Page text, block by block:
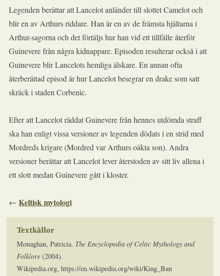
Legenden berättar att Lancelot anländer till slottet Camelot och
blir en av Arthurs riddare. Han är en av de främsta hjältarna i
Arthur-sagorna och det förtäljs hur han vid ett tillfälle återför
Guinevere från några kidnappare. Episoden resulterar också i att
Guinevere blir Lancelots hemliga älskare. En annan ofta
återberättad episod är hur Lancelot besegrar en drake som satt
skräck i staden Corbenic.
Efter att Lancelot räddat Guinevere från hennes utdömda straff
ska han enligt vissa versioner av legenden dödats i en strid med
Mordreds krigare (Mordred var Arthurs oäkta son). Andra
versioner berättar att Lancelot lever återstoden av sitt liv allena i
ett slott medan Guinevere gått i kloster.
←Keltisk mytologi
Textkällor
Monaghan, Patricia. The Encyclopedia of Celtic Mythology and
Folklore (2004).
Wikipedia.org, https://en.wikipedia.org/wiki/King_Ban